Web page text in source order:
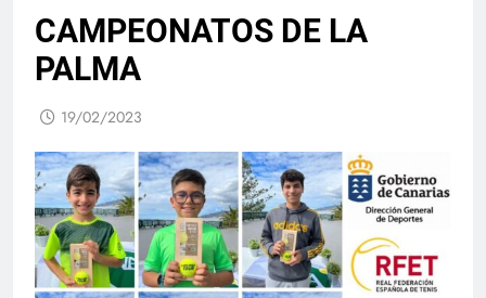
CAMPEONATOS DE LA
PALMA
19/02/2023